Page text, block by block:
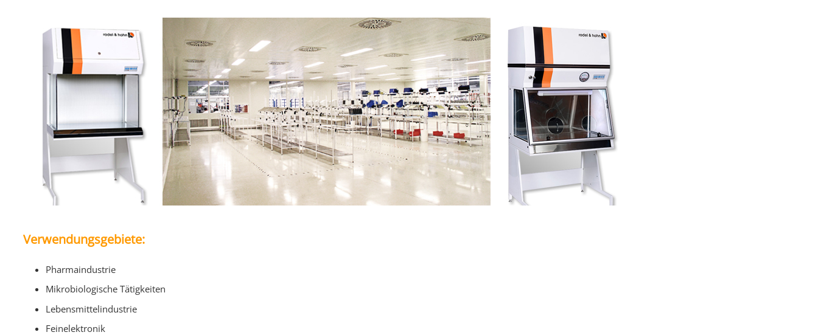
Verwendungsgebiete:
Pharmaindustrie
Mikrobiologische Tätigkeiten
Lebensmittelindustrie
Feinelektronik